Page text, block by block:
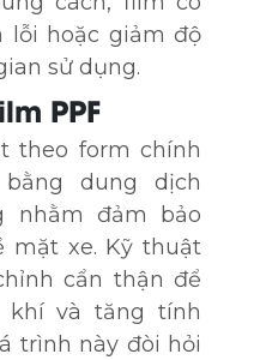
lỗi hoặc giảm độ
sử dụng.
PPF
theo form chính
dung dịch
nhằm đảm bảo
mặt xe. Kỹ thuật
cẩn thận để
khí và tăng tính
trình này đòi hỏi